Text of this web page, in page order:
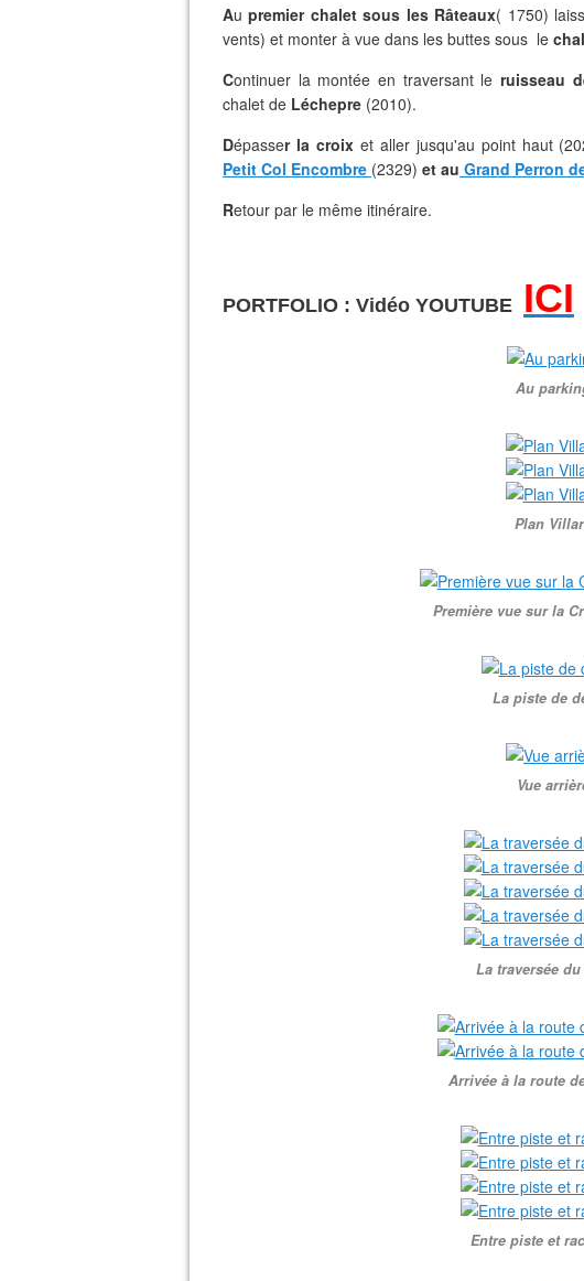
Au premier chalet sous les Râteaux( 1750)
vents) et monter à vue dans les buttes sous le
Continuer la montée en traversant le ruisseau
chalet de Léchepre (2010).
Dépasser la croix et aller jusqu'au point haut
Petit Col Encombre (2329) et au Grand Perron
Retour par le même itinéraire.
PORTFOLIO : Vidéo YOUTUBE ICI
Au
Plan
Première vue sur la
La piste de
Vue
La traversée
Arrivée à la route
Entre piste et